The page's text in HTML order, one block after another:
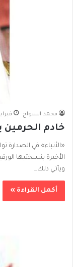
محمد السواح فبراير 15,
خادم
«الأنباء» في الصدارة
الأخيرة بنسختيها
ويأتـي ذلك…
أكمل القراءة »